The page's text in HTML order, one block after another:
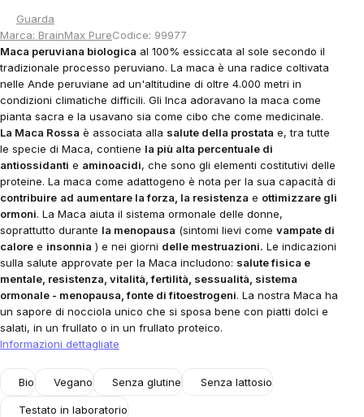
Guarda
Marca: BrainMax PureCodice: 99977
Maca peruviana biologica al 100% essiccata al sole secondo il
tradizionale processo peruviano. La maca è una radice coltivata
nelle Ande peruviane ad un'altitudine di oltre 4.000 metri in
condizioni climatiche difficili. Gli Inca adoravano la maca come
pianta sacra e la usavano sia come cibo che come medicinale.
La Maca Rossa è associata alla salute della prostata e, tra tutte
le specie di Maca, contiene la più alta percentuale di
antiossidanti e aminoacidi, che sono gli elementi costitutivi delle
proteine. La maca come adattogeno è nota per la sua capacità di
contribuire ad aumentare la forza, la resistenza e ottimizzare gli
ormoni. La Maca aiuta il sistema ormonale delle donne,
soprattutto durante la menopausa (sintomi lievi come vampate di
calore e insonnia ) e nei giorni delle mestruazioni. Le indicazioni
sulla salute approvate per la Maca includono: salute fisica e
mentale, resistenza, vitalità, fertilità, sessualità, sistema
ormonale - menopausa, fonte di fitoestrogeni. La nostra Maca ha
un sapore di nocciola unico che si sposa bene con piatti dolci e
salati, in un frullato o in un frullato proteico.
Informazioni dettagliate
Bio Vegano Senza glutine Senza lattosio
Testato in laboratorio